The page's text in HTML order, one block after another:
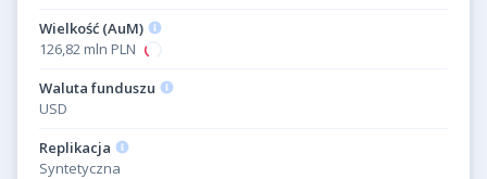
Wielkość (AuM)
126,82 mln PLN
Waluta funduszu
USD
Replikacja
Syntetyczna